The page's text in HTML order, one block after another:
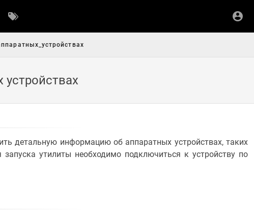
детальную информацию об аппаратных устройствах, таких
утилиты необходимо подключиться к устройству по